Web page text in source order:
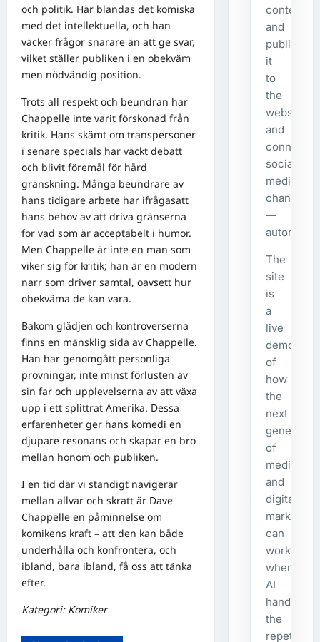
och politik. Här blandas det komiska
med det intellektuella, och han
väcker frågor snarare än att ge svar,
vilket ställer publiken i en obekväm
men nödvändig position.
Trots all respekt och beundran har
Chappelle inte varit förskonad från
kritik. Hans skämt om transpersoner
i senare specials har väckt debatt
och blivit föremål för hård
granskning. Många beundrare av
hans tidigare arbete har ifrågasatt
hans behov av att driva gränserna
för vad som är acceptabelt i humor.
Men Chappelle är inte en man som
viker sig för kritik; han är en modern
narr som driver samtal, oavsett hur
obekväma de kan vara.
Bakom glädjen och kontroverserna
finns en mänsklig sida av Chappelle.
Han har genomgått personliga
prövningar, inte minst förlusten av
sin far och upplevelserna av att växa
upp i ett splittrat Amerika. Dessa
erfarenheter ger hans komedi en
djupare resonans och skapar en bro
mellan honom och publiken.
I en tid där vi ständigt navigerar
mellan allvar och skratt är Dave
Chappelle en påminnelse om
komikens kraft – att den kan både
underhålla och konfrontera, och
ibland, bara ibland, få oss att tänka
efter.
Kategori: Komiker
content,
and
publishes
it
to
the
website
and
connected
social
media
channels
—
The
site
is
a
live
of
how
the
next
generation
of
media
and
digital
marketing
can
work
when
AI
handles
the
repetitive